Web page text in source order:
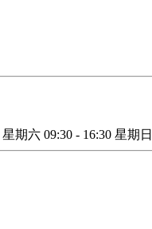
星期六 09:30 - 16:30 星期日